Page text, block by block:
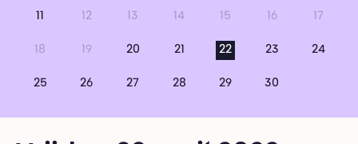
11 12 13 14 15 16 17
18 19 20 21 22 23 24
25 26 27 28 29 30